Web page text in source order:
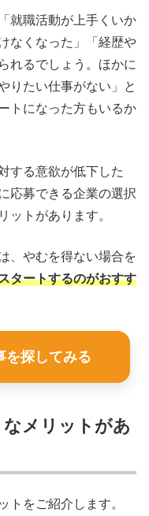
就職活動が上手くいか
なくなった」「経歴や
れるでしょう。ほかに
りたい仕事がない」と
トになった方もいるか
する意欲が低下した
応募できる企業の選択
ットがあります。
、やむを得ない場合を
タートするのがおすす
を探してみる
メリットがあ
トをご紹介します。